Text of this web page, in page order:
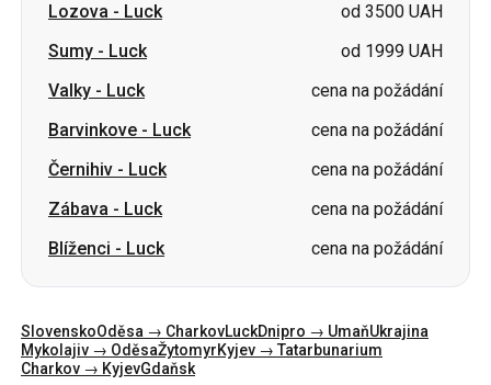
Lozova - Luck
od 3500 UAH
Sumy - Luck
od 1999 UAH
Valky - Luck
cena na požádání
Barvinkove - Luck
cena na požádání
Černihiv - Luck
cena na požádání
Zábava - Luck
cena na požádání
Blíženci - Luck cena na požádání
SlovenskoOděsa → CharkovLuckDnipro → UmaňUkrajina
Mykolajiv → OděsaŽytomyrKyjev → Tatarbunarium
Charkov → KyjevGdaňsk